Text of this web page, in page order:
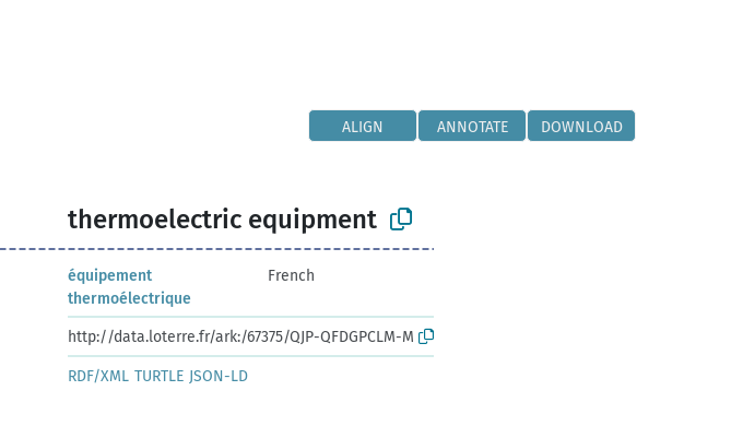
ALIGN ANNOTATE DOWNLOAD
thermoelectric equipment
équipement
thermoélectrique
French
http://data.loterre.fr/ark:/67375/QJP-QFDGPCLM-M
RDF/XML TURTLE JSON-LD